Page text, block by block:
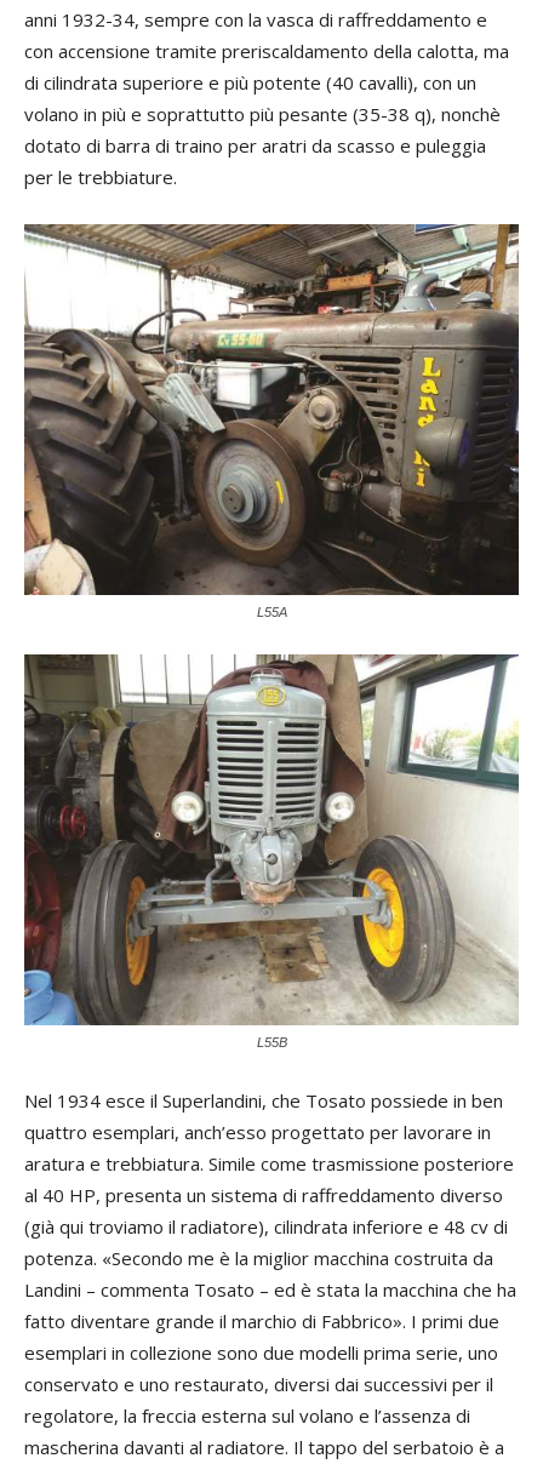
anni 1932-34, sempre con la vasca di raffreddamento e
con accensione tramite preriscaldamento della calotta, ma
di cilindrata superiore e più potente (40 cavalli), con un
volano in più e soprattutto più pesante (35-38 q), nonchè
dotato di barra di traino per aratri da scasso e puleggia
per le trebbiature.
L55A
L55B
Nel 1934 esce il Superlandini, che Tosato possiede in ben
quattro esemplari, anch’esso progettato per lavorare in
aratura e trebbiatura. Simile come trasmissione posteriore
al 40 HP, presenta un sistema di raffreddamento diverso
(già qui troviamo il radiatore), cilindrata inferiore e 48 cv di
potenza. «Secondo me è la miglior macchina costruita da
Landini – commenta Tosato – ed è stata la macchina che ha
fatto diventare grande il marchio di Fabbrico». I primi due
esemplari in collezione sono due modelli prima serie, uno
conservato e uno restaurato, diversi dai successivi per il
regolatore, la freccia esterna sul volano e l’assenza di
mascherina davanti al radiatore. Il tappo del serbatoio è a